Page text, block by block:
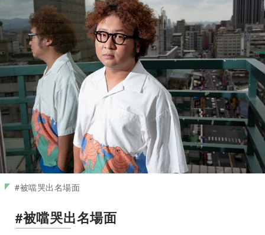
#被噹哭出名場面
#被噹哭出名場面